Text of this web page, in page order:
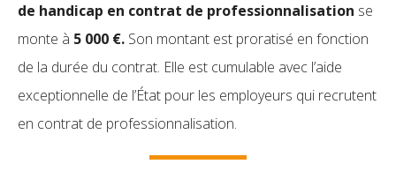
de handicap en contrat de professionnalisation se
monte à 5 000 €. Son montant est proratisé en fonction
de la durée du contrat. Elle est cumulable avec l’aide
exceptionnelle de l’État pour les employeurs qui recrutent
en contrat de professionnalisation.